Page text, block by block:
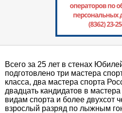
Всего за 25 лет в стенах
подготовлено три мастера
класса, два мастера спорта
двадцать кандидатов в
видам спорта и более двухсот
взрослый разряд по лыжным